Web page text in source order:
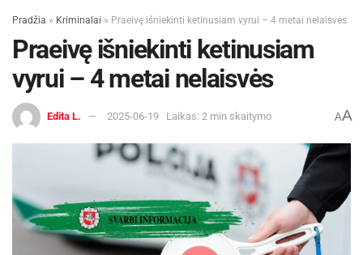
Pradžia » Kriminalai » Praeivę išniekinti ketinusiam vyrui – 4 metai nelaisvės
Praeivę išniekinti ketinusiam
vyrui – 4 metai nelaisvės
Edita L. 2025-06-19 Laikas: 2 min skaitymo AA